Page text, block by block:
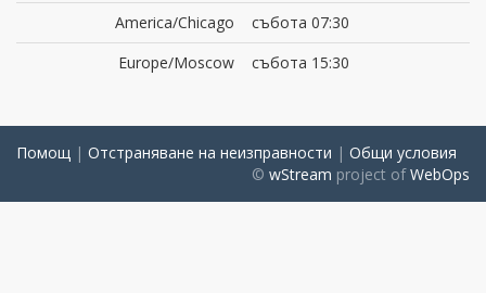
America/Chicago
събота 07:30
Europe/Moscow
събота 15:30
Помощ | Отстраняване на неизправности | Общи условия
© wStream project ofWebOps